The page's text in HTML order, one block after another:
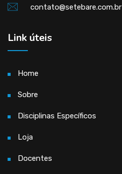
contato@setebare.com.br
Link úteis
Home
Sobre
Disciplinas Específicos
Loja
Docentes